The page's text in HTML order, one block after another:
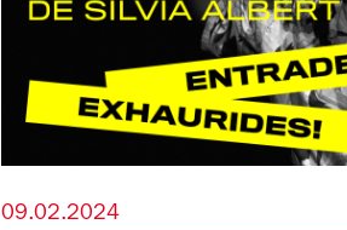
09.02.2024